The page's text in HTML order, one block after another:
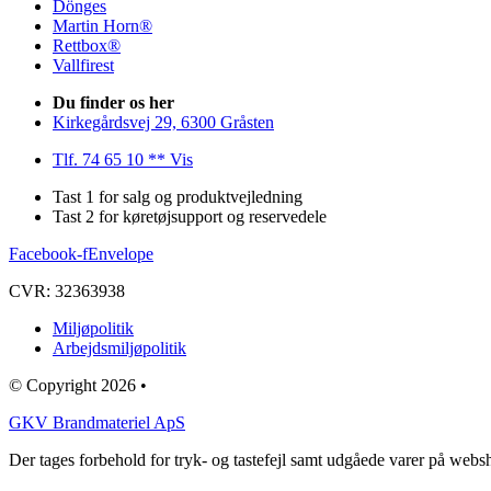
Dönges
Martin Horn®
Rettbox®
Vallfirest
Du finder os her
Kirkegårdsvej 29, 6300 Gråsten
Tlf. 74 65 10 ** Vis
Tast 1 for salg og produktvejledning
Tast 2 for køretøjsupport og reservedele
Facebook-fEnvelope
CVR: 32363938
Miljøpolitik
Arbejdsmiljøpolitik
© Copyright 2026 •
GKV Brandmateriel ApS
Der tages forbehold for tryk- og tastefejl samt udgåede varer på